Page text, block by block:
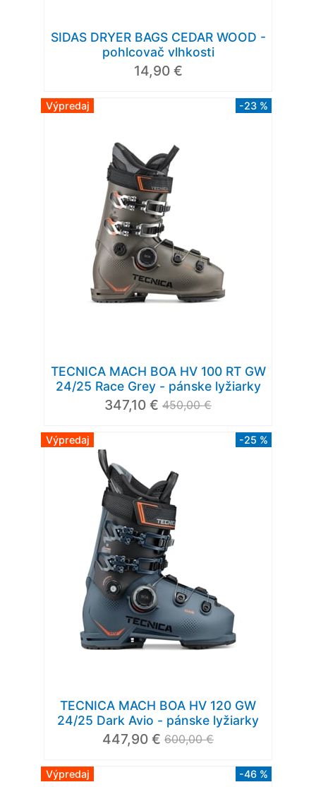
SIDAS DRYER BAGS CEDAR WOOD -
pohlcovač vlhkosti
14,90 €
Výpredaj -23 %
TECNICA MACH BOA HV 100 RT GW
24/25 Race Grey - pánske lyžiarky
347,10 € 450,00 €
Výpredaj -25 %
TECNICA MACH BOA HV 120 GW
24/25 Dark Avio - pánske lyžiarky
447,90 € 600,00 €
Výpredaj -46 %